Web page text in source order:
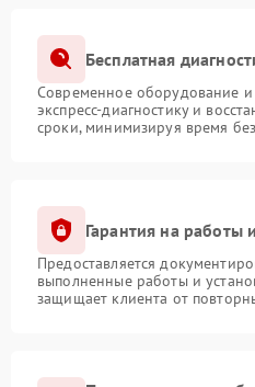
Бесплатная
Современное оборудование и
экспресс-диагностику и
сроки, минимизируя время
Гарантия на работы
Предоставляется
выполненные работы и
защищает клиента от